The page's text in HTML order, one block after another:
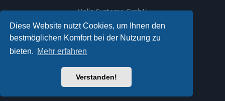
Diese Website nutzt Cookies, um Ihnen den
bestmöglichen Komfort bei der Nutzung zu
bieten. Mehr erfahren
Verstanden!
Volla Systeme GmbH
Kölner Straße 102
42897 Remscheid
Telefon:+49 2191 59897 61
E-Mail:
Ariki Theme by